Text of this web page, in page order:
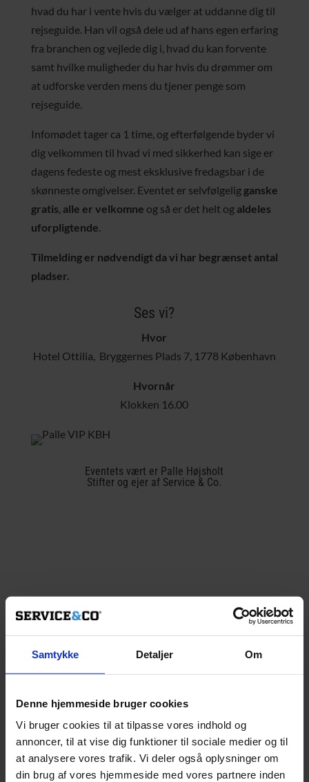
Samtykke Detaljer Om
Denne hjemmeside bruger cookies
Vi bruger cookies til at tilpasse vores indhold og
annoncer, til at vise dig funktioner til sociale medier og til
at analysere vores trafik. Vi deler også oplysninger om
din brug af vores hjemmeside med vores partnere inden
hvad du har i vente hvis du vælger at uddanne dig til
rejseguide. Han vil også dele ud af hans egen erfaring
fra branchen og vejlede dig i, hvad du kan forvente
samt hvilke muligheder du har hvis du drømmer om
at udforske verden mens du tjener penge som
rejseguide.
Infomødet tager ca 1 time, og efterfølgende byder vi
dig velkommen til hvad vi med sikkerhed kan sige er
dagens fedeste og mest eksklusive fredagsbar i de
skønneste omgivelser. Eventet er selvfølgelig ganske
gratis, alle er velkomne og så er det helt og aldeles
uforpligtende.
Tilmelding er nødvendigt da vi har begrænset antal
pladser.
Ses vi?
Hvor
Hotel Ottilia, Bryggernes Plads 7, 1778 København
Hvornår
Klokken 16.00
Eventets vært er Palle Højsholt
Stifter og ejer af Service & Co.
Tilmelding til info meet-up og
[wpforms_selector form_id=”8443″
_builder_version=”4.10.6″ _module_preset=”default”
width_last_edited=”on|phone”
custom_padding=”0px|||||” hover_enabled=”0″
global_colors_info=”{}” sticky_enabled=”0″]
[/wpforms_selector]